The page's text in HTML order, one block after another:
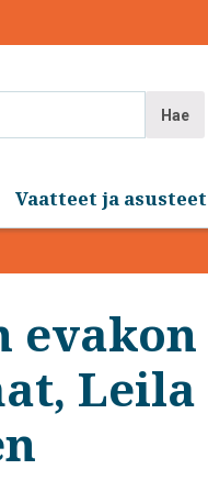
Hae
Vaatteet ja asusteet
evakon
Leila